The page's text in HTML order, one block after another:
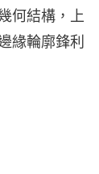
何結構，上
緣輪廓鋒利